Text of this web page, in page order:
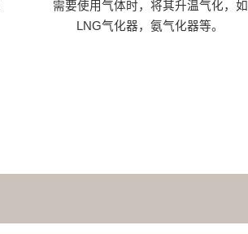
需要使用气体时，将其升温气化，如
LNG气化器，氨气化器等。